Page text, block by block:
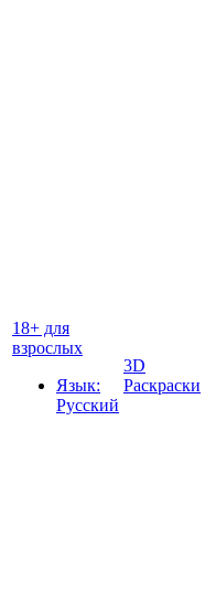
18+ для
взрослых
Язык:
Русский
3D
Раскраски